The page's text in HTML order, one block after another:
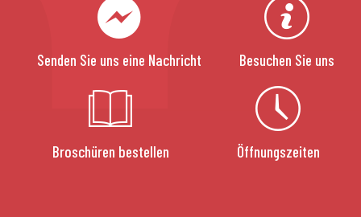
Senden Sie uns eine Nachricht Besuchen Sie uns
Broschüren bestellen Öffnungszeiten